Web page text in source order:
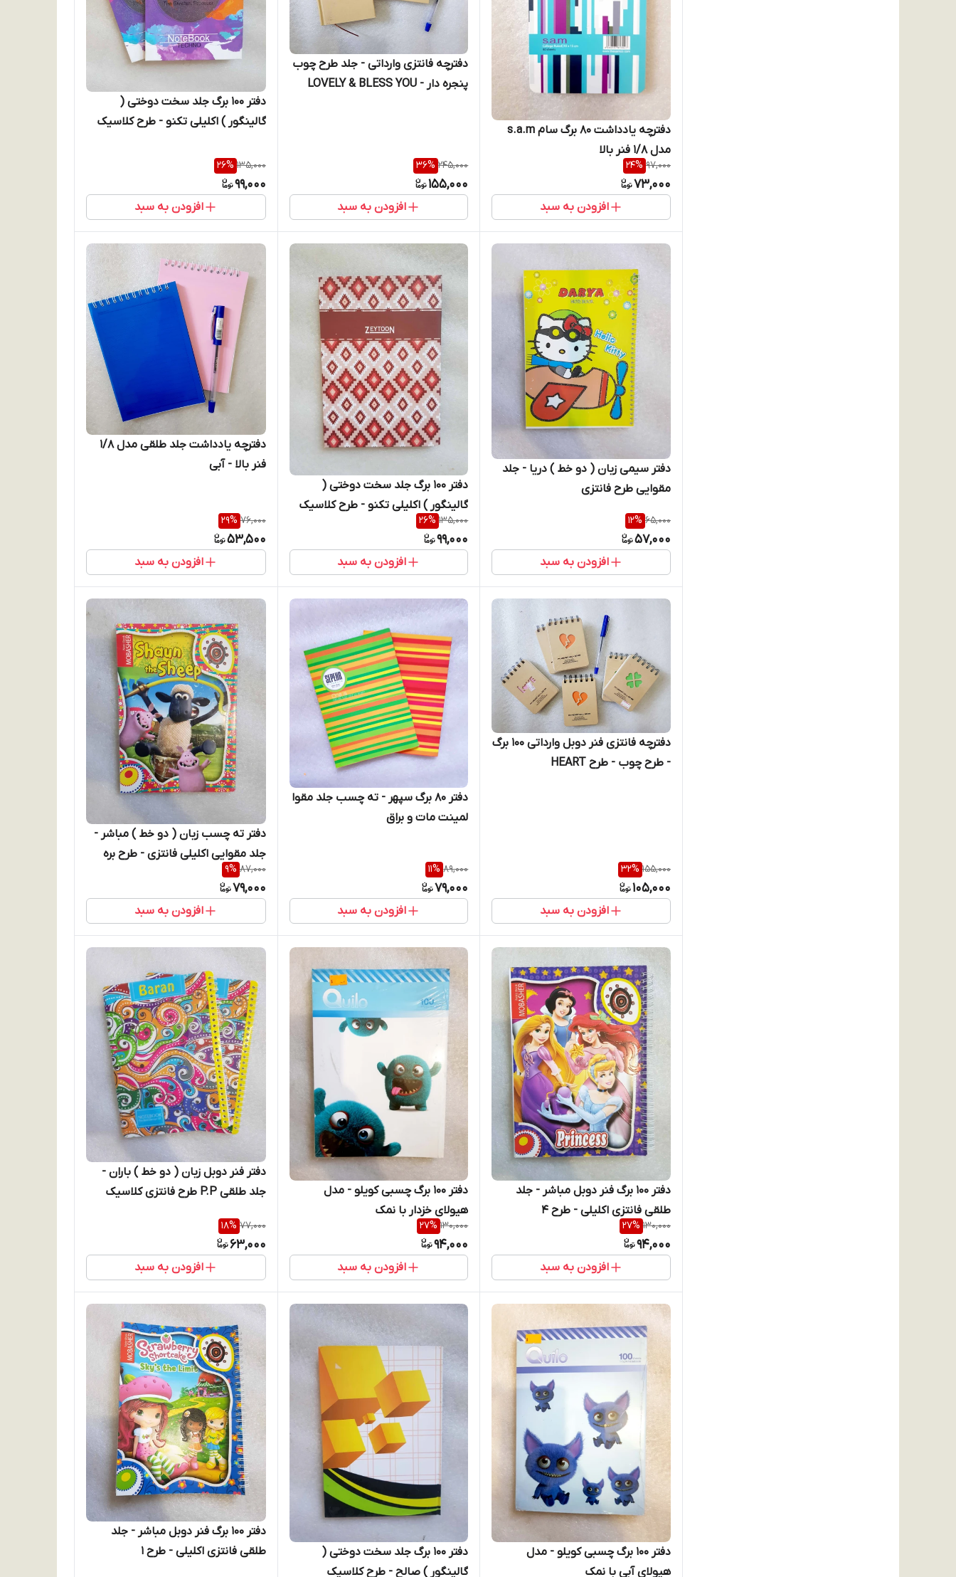
دفترچه یادداشت 80 برگ سام s.a.m
مدل 1/8 فنر بالا
97,000
24%
73,000
افزودن به سبد
دفترچه فانتزی وارداتی - جلد طرح چوب
پنجره دار - LOVELY & BLESS YOU
245,000
36%
155,000
افزودن به سبد
دفتر 100 برگ جلد سخت دوختی (
گالینگور ) اکلیلی تکنو - طرح کلاسیک
135,000
26%
99,000
افزودن به سبد
دفتر سیمی زبان ( دو خط ) دریا - جلد
مقوایی طرح فانتزی
65,000
12%
57,000
افزودن به سبد
دفتر 100 برگ جلد سخت دوختی (
گالینگور ) اکلیلی تکنو - طرح کلاسیک
135,000
26%
99,000
افزودن به سبد
دفترچه یادداشت جلد طلقی مدل 1/8
فنر بالا - آبی
76,000
29%
53,500
افزودن به سبد
دفترچه فانتزی فنر دوبل وارداتی 100 برگ
- طرح چوب - طرح HEART
155,000
32%
105,000
افزودن به سبد
دفتر 80 برگ سپهر - ته چسب جلد مقوا
لمینت مات و براق
89,000
11%
79,000
افزودن به سبد
دفتر ته چسب زبان ( دو خط ) مباشر -
جلد مقوایی اکلیلی فانتزی - طرح بره
ناقلا
87,000
9%
79,000
افزودن به سبد
دفتر 100 برگ فنر دوبل مباشر - جلد
طلقی فانتزی اکلیلی - طرح 4
130,000
27%
94,000
افزودن به سبد
دفتر 100 برگ چسبی کویلو - مدل
هیولای خزدار با نمک
130,000
27%
94,000
افزودن به سبد
دفتر فنر دوبل زبان ( دو خط ) باران -
جلد طلقی P.P طرح فانتزی کلاسیک
77,000
18%
63,000
افزودن به سبد
دفتر 100 برگ چسبی کویلو - مدل
هیولای آبی با نمک
دفتر 100 برگ جلد سخت دوختی (
گالینگور ) صالح - طرح کلاسیک
دفتر 100 برگ فنر دوبل مباشر - جلد
طلقی فانتزی اکلیلی - طرح 1